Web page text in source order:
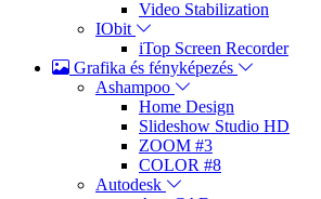
Video Stabilization
IObit
iTop Screen Recorder
Grafika és fényképezés
Ashampoo
Home Design
Slideshow Studio HD
ZOOM #3
COLOR #8
Autodesk